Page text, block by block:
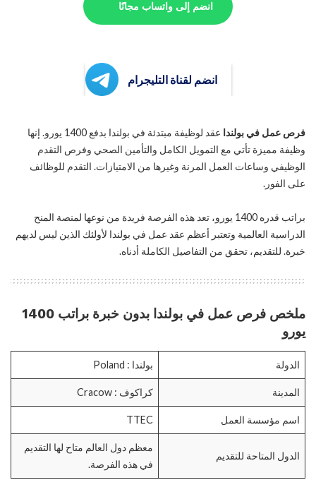
انضم إلى واتساب مجانًا
انضم لقناة التليجرام
فرص عمل في بولندا
عقد لوظيفة مبتدئة في بولندا بدفع 1400 يورو. إنها
وظيفة مميزة تأتي مع التمويل الكامل والتأمين الصحي وفرص التقدم
الوظيفي وساعات العمل المرنة وغيرها من الامتيازات. التقدم للوظائف
على الفور.
براتب قدره 1400 يورو، تعد هذه الفرصة فريدة من نوعها لمنصة المنح
الدراسية العالمية وتعتبر أعظم عقد عمل في بولندا لأولئك الذين ليس لديهم
خبرة. للتقديم، تحقق من التفاصيل الكاملة أدناه.
ملخص فرص عمل في بولندا بدون خبرة براتب 1400
يورو
الدولة بولندا : Poland
المدينة كراكوف : Cracow
اسم مؤسسة العمل TTEC
الدول المتاحة للتقديم
معظم دول العالم متاح لها التقديم
في هذه الفرصة.